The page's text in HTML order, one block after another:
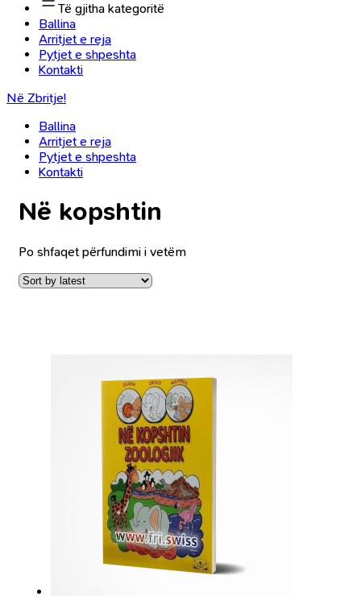
Të gjitha kategoritë
Ballina
Arritjet e reja
Pytjet e shpeshta
Kontakti
Në Zbritje!
Ballina
Arritjet e reja
Pytjet e shpeshta
Kontakti
Në kopshtin
Po shfaqet përfundimi i vetëm